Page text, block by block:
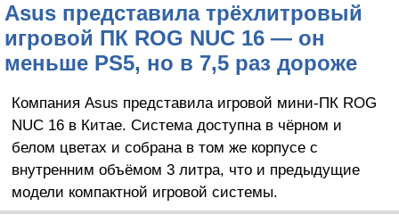
Asus представила трёхлитровый
игровой ПК ROG NUC 16 — он
меньше PS5, но в 7,5 раз дороже
Компания Asus представила игровой мини-ПК ROG
NUC 16 в Китае. Система доступна в чёрном и
белом цветах и собрана в том же корпусе с
внутренним объёмом 3 литра, что и предыдущие
модели компактной игровой системы.